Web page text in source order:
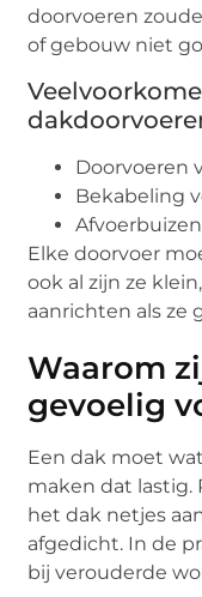
doorvoeren
of gebouw niet
Doorvoeren
Bekabeling
Elke doorvoer
ook al zijn ze
aanrichten als ze
Waarom
gevoelig
Een dak moet
maken dat lastig.
het dak netjes
afgedicht. In de
bij verouderde